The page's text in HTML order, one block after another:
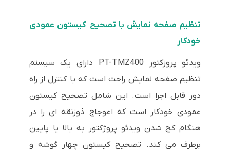
تنظیم صفحه نمایش با تصحیح کیستون عمودی
خودکار
ویدئو پروزکتور PT-TMZ400 دارای یک سیستم
تنظیم صفحه نمایش راحت است که با کنترل از راه
دور قابل اجرا است. این شامل تصحیح کیستون
عمودی خودکار است که اعوجاج ذوزنقه ای را در
هنگام کج شدن ویدئو پروژکتور به بالا یا پایین
برطرف می کند. تصحیح کیستون چهار گوشه و